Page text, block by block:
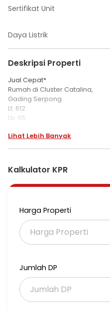
Sertifikat Unit
Daya Listrik
Deskripsi Properti
Jual Cepat*
Rumah di Cluster Catalina,
Gading Serpong
Lt. 612
Lb. 65
Km. 1
Posisi Tersewa
*Rp 875 jt nepis*
Lihat Lebih Banyak
Kalkulator KPR
Harga Properti
Jumlah DP